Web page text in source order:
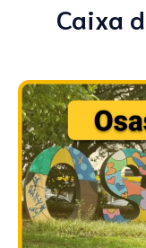
Caixa